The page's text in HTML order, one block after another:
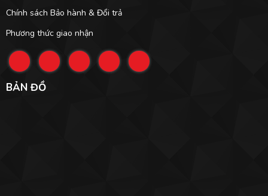
Chính sách Bảo hành & Đổi trả
Phương thức giao nhận
BẢN ĐỒ